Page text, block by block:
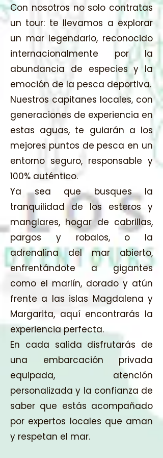
Con nosotros no solo contratas
un tour: te llevamos a explorar
un mar legendario, reconocido
internacionalmente por la
abundancia de especies y la
emoción de la pesca deportiva.
Nuestros capitanes locales, con
generaciones de experiencia en
estas aguas, te guiarán a los
mejores puntos de pesca en un
entorno seguro, responsable y
100% auténtico.
Ya sea que busques la
tranquilidad de los esteros y
manglares, hogar de cabrillas,
pargos y robalos, o la
adrenalina del mar abierto,
enfrentándote a gigantes
como el marlín, dorado y atún
frente a las islas Magdalena y
Margarita, aquí encontrarás la
experiencia perfecta.
En cada salida disfrutarás de
una embarcación privada
equipada, atención
personalizada y la confianza de
saber que estás acompañado
por expertos locales que aman
y respetan el mar.